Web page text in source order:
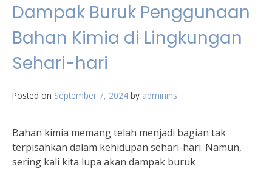
Dampak Buruk Penggunaan
Bahan Kimia di Lingkungan
Sehari-hari
Posted on September 7, 2024 by adminins
Bahan kimia memang telah menjadi bagian tak
terpisahkan dalam kehidupan sehari-hari. Namun,
sering kali kita lupa akan dampak buruk